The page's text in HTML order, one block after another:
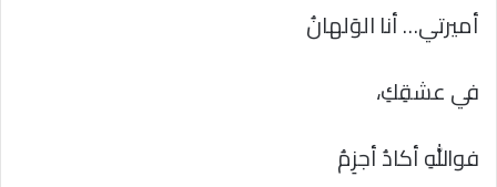
أميرتي… أنا الوَلهانُ
في عشقِكِ،
فواللهِ أكادُ أجزِمُ